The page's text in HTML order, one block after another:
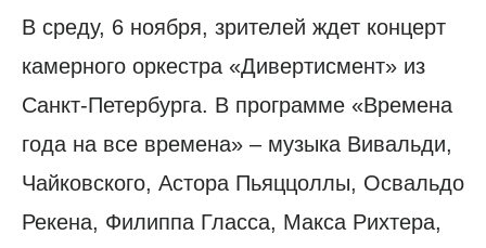
В среду, 6 ноября, зрителей ждет концерт
камерного оркестра «Дивертисмент» из
Санкт-Петербурга. В программе «Времена
года на все времена» – музыка Вивальди,
Чайковского, Астора Пьяццоллы, Освальдо
Рекена, Филиппа Гласса, Макса Рихтера,